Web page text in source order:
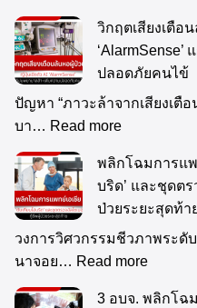
วิกฤตเสียงเตือ
ปลอดภัยคนไข้
ปัญหา “ภาวะล้าจากเสียงเตือ
บา… Read more
พลิกโฉมการแพ
บริด’ และชุดต
ป่วยระยะสุดท้า
วงการวิศวกรรมชีวภาพระดั
นาจอย… Read more
3 อบจ. พลิกโฉ